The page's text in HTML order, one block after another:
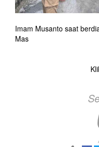
Imam Musanto saat
Mas